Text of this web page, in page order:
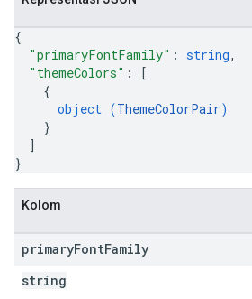
{
"primaryFontFamily" : string,
"themeColors" :
[
{
object (ThemeColorPair)
}
]
}
Kolom
primaryFontFamily
string